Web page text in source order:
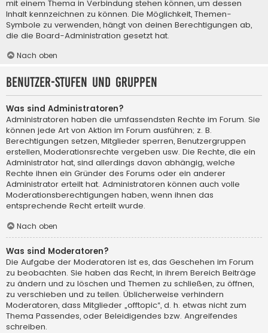
mit einem Thema in Verbindung stehen können, um dessen
Inhalt kennzeichnen zu können. Die Möglichkeit, Themen-
Symbole zu verwenden, hängt von deinen Berechtigungen ab,
die die Board-Administration gesetzt hat.
Nach oben
Benutzer-Stufen und Gruppen
Was sind Administratoren?
Administratoren haben die umfassendsten Rechte im Forum. Sie
können jede Art von Aktion im Forum ausführen; z. B.
Berechtigungen setzen, Mitglieder sperren, Benutzergruppen
erstellen, Moderationsrechte vergeben usw. Die Rechte, die ein
Administrator hat, sind allerdings davon abhängig, welche
Rechte ihnen ein Gründer des Forums oder ein anderer
Administrator erteilt hat. Administratoren können auch volle
Moderationsberechtigungen haben, wenn ihnen das
entsprechende Recht erteilt wurde.
Nach oben
Was sind Moderatoren?
Die Aufgabe der Moderatoren ist es, das Geschehen im Forum
zu beobachten. Sie haben das Recht, in ihrem Bereich Beiträge
zu ändern und zu löschen und Themen zu schließen, zu öffnen,
zu verschieben und zu teilen. Üblicherweise verhindern
Moderatoren, dass Mitglieder „offtopic“, d. h. etwas nicht zum
Thema Passendes, oder Beleidigendes bzw. Angreifendes
schreiben.